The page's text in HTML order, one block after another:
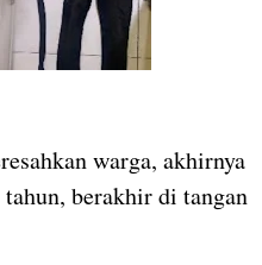
warga, akhirnya
berakhir di tangan